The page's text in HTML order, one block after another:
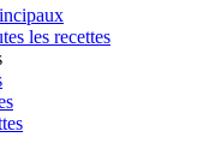
les recettes